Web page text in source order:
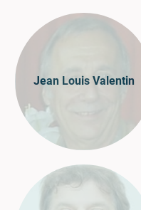
Jean Louis Valentin